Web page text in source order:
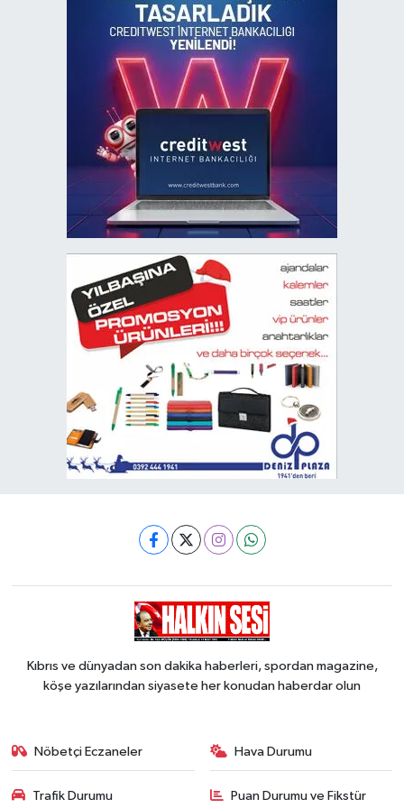
Kıbrıs ve dünyadan son dakika haberleri, spordan magazine,
köşe yazılarından siyasete her konudan haberdar olun
Nöbetçi Eczaneler Hava Durumu
Trafik Durumu Puan Durumu ve Fikstür